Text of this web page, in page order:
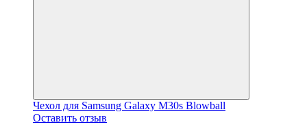
Чехол для Samsung Galaxy M30s Blowball
Оставить отзыв